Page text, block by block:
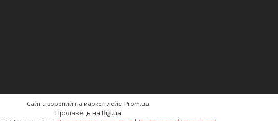
Сайт створений на маркетплейсі Prom.ua
Продавець на Bigl.ua